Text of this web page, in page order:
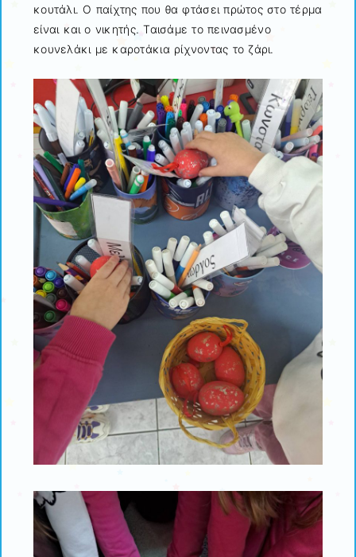
κουτάλι. Ο παίχτης που θα φτάσει πρώτος στο τέρμα
είναι και ο νικητής. Ταισάμε το πεινασμένο
κουνελάκι με καροτάκια ρίχνοντας το ζάρι.